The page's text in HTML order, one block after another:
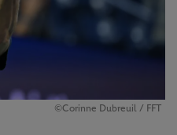
©Corinne Dubreuil / FFT